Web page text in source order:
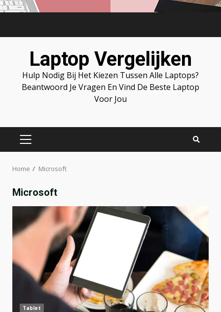
Laptop Vergelijken
Hulp Nodig Bij Het Kiezen Tussen Alle Laptops?
Beantwoord Je Vragen En Vind De Beste Laptop
Voor Jou
PRIMARY
Home Microsoft
Microsoft
Tablet